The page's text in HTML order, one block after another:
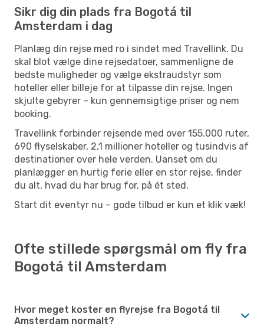
Sikr dig din plads fra Bogotá til
Amsterdam i dag
Planlæg din rejse med ro i sindet med Travellink. Du
skal blot vælge dine rejsedatoer, sammenligne de
bedste muligheder og vælge ekstraudstyr som
hoteller eller billeje for at tilpasse din rejse. Ingen
skjulte gebyrer – kun gennemsigtige priser og nem
booking.
Travellink forbinder rejsende med over 155.000 ruter,
690 flyselskaber, 2,1 millioner hoteller og tusindvis af
destinationer over hele verden. Uanset om du
planlægger en hurtig ferie eller en stor rejse, finder
du alt, hvad du har brug for, på ét sted.
Start dit eventyr nu – gode tilbud er kun et klik væk!
Ofte stillede spørgsmål om fly fra
Bogotá til Amsterdam
Hvor meget koster en flyrejse fra Bogotá til
Amsterdam normalt?